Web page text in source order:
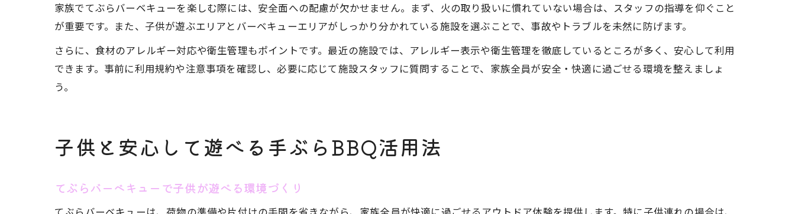
家族でてぶらバーベキューを楽しむ際には、安全面への配慮が欠かせません。まず、火の取り扱いに慣れていない場合は、スタッフの指導を仰ぐこと
が重要です。また、子供が遊ぶエリアとバーベキューエリアがしっかり分かれている施設を選ぶことで、事故やトラブルを未然に防げます。
さらに、食材のアレルギー対応や衛生管理もポイントです。最近の施設では、アレルギー表示や衛生管理を徹底しているところが多く、安心して利用
できます。事前に利用規約や注意事項を確認し、必要に応じて施設スタッフに質問することで、家族全員が安全・快適に過ごせる環境を整えましょ
う。
子供と安心して遊べる手ぶらBBQ活用法
てぶらバーベキューで子供が遊べる環境づくり